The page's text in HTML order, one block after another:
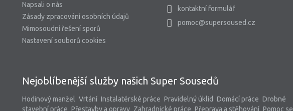
Napsali o nás
Zásady zpracování osobních údajů
Mimosoudní řešení sporů
Nastavení souborů cookies
kontaktní formulář
pomoc@supersoused.cz
Nejoblíbenější služby našich Super Sousedů
Hodinový manžel Vrtání Instalatérské práce Pravidelný úklid Domácí práce Drobné
stavební práce Přestavby a opravy Zahradnické práce Přeprava a stěhování Pomoc se